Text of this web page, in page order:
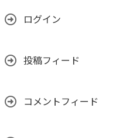
ログイン
投稿フィード
コメントフィード